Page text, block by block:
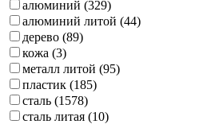
алюминий (329)
алюминий литой (44)
дерево (89)
кожа (3)
металл литой (95)
пластик (185)
сталь (1578)
сталь литая (10)